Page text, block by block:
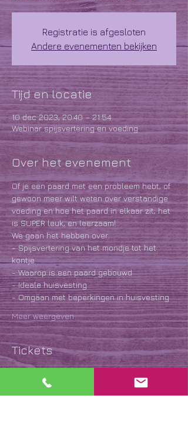
Registratie is afgesloten
Andere evenementen bekijken
Tijd en locatie
10 dec 2023, 20:40 – 21:54
Webinar spijsvertering en voeding
Over het evenement
Of je een paard met een probleem hebt, of
gewoon meer wilt weten over verstandige
voeding en hoe het paard in elkaar zit; het
is SUPER leuk, en leerzaam!
We gaan het hebben over:
- Spijsvertering van het mondje tot het
kontje
- Waarop is een paard gebouwd
- Ideale huisvesting
- Omgaan met beperkingen in huisvesting
Meer weergeven
Tickets
Verkoop geëindigd op